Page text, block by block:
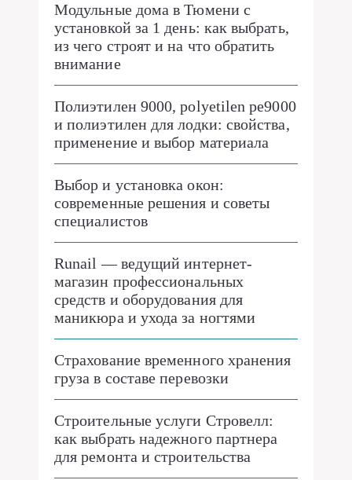
Модульные дома в Тюмени с
установкой за 1 день: как выбрать,
из чего строят и на что обратить
внимание
Полиэтилен 9000, polyetilen pe9000
и полиэтилен для лодки: свойства,
применение и выбор материала
Выбор и установка окон:
современные решения и советы
специалистов
Runail — ведущий интернет-
магазин профессиональных
средств и оборудования для
маникюра и ухода за ногтями
Страхование временного хранения
груза в составе перевозки
Строительные услуги Стровелл:
как выбрать надежного партнера
для ремонта и строительства